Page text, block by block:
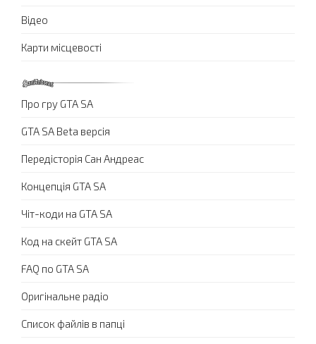
Відео
Карти місцевості
Про гру GTA SA
GTA SA Beta версія
Передісторія Сан Андреас
Концепція GTA SA
Чіт-коди на GTA SA
Код на скейт GTA SA
FAQ по GTA SA
Оригінальне радіо
Список файлів в папці